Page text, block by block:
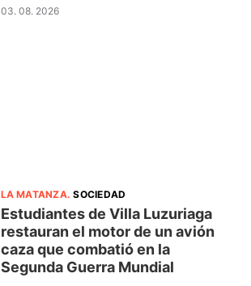
03. 08. 2026
LA MATANZA.SOCIEDAD
Estudiantes de Villa Luzuriaga
restauran el motor de un avión
caza que combatió en la
Segunda Guerra Mundial